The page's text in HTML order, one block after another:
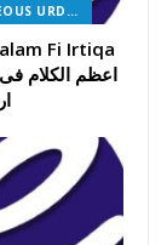
MISCELLANEOUS URDU BOOKS
Fi Irtiqa